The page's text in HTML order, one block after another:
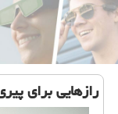
رازهایی برای